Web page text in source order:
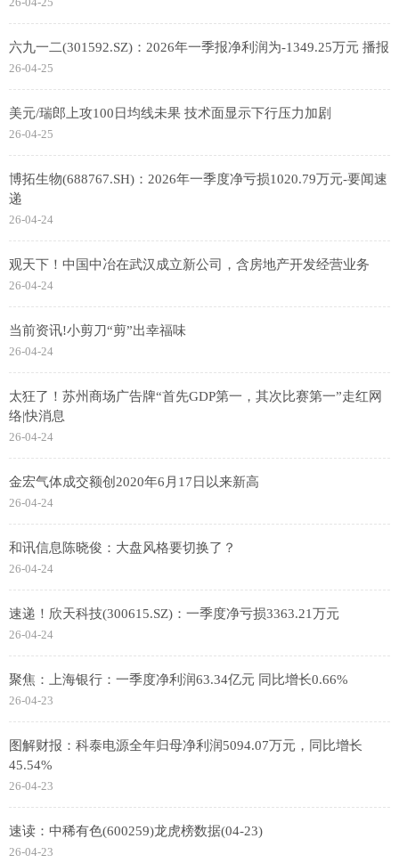
六九一二(301592.SZ)：2026年一季报净利润为-1349.25万元 播报
26-04-25
美元/瑞郎上攻100日均线未果 技术面显示下行压力加剧
26-04-25
博拓生物(688767.SH)：2026年一季度净亏损1020.79万元-要闻速
递
26-04-24
观天下！中国中冶在武汉成立新公司，含房地产开发经营业务
26-04-24
当前资讯!小剪刀“剪”出幸福味
26-04-24
太狂了！苏州商场广告牌“首先GDP第一，其次比赛第一”走红网
络|快消息
26-04-24
金宏气体成交额创2020年6月17日以来新高
26-04-24
和讯信息陈晓俊：大盘风格要切换了？
26-04-24
速递！欣天科技(300615.SZ)：一季度净亏损3363.21万元
26-04-24
聚焦：上海银行：一季度净利润63.34亿元 同比增长0.66%
26-04-23
图解财报：科泰电源全年归母净利润5094.07万元，同比增长
45.54%
26-04-23
速读：中稀有色(600259)龙虎榜数据(04-23)
26-04-23